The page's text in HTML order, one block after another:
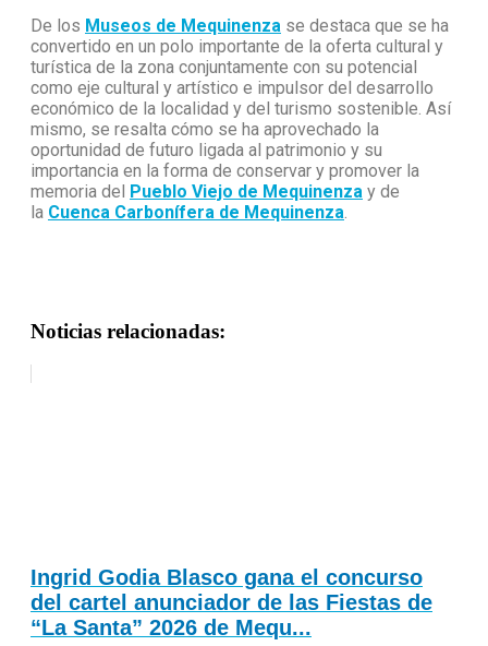
De los Museos de Mequinenza se destaca que se ha
convertido en un polo importante de la oferta cultural y
turística de la zona conjuntamente con su potencial
como eje cultural y artístico e impulsor del desarrollo
económico de la localidad y del turismo sostenible. Así
mismo, se resalta cómo se ha aprovechado la
oportunidad de futuro ligada al patrimonio y su
importancia en la forma de conservar y promover la
memoria del
Pueblo Viejo de Mequinenza y de
la Cuenca Carbonífera de Mequinenza.
Noticias relacionadas:
Ingrid Godia Blasco gana el concurso
del cartel anunciador de las Fiestas de
“La Santa” 2026 de Mequ...